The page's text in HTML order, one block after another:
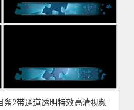
条2带通道透明特效高清视频